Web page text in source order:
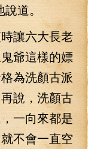
道。
六大長老
爺這樣的嫖
為洗顏古派
說，洗顏古
一向來都是
不會一直空